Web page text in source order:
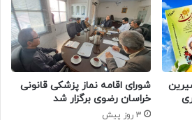
شورای اقامه نماز پزشکی قانونی
خراسان رضوی برگزار شد
3 روز پیش